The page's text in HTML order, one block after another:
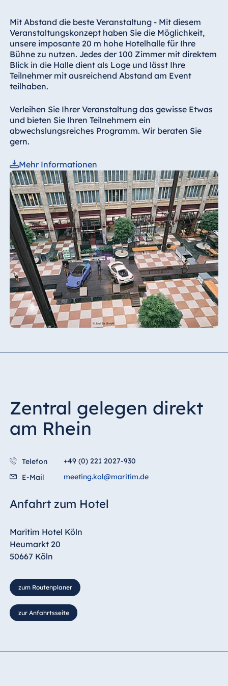
Mit Abstand die beste Veranstaltung - Mit diesem
Veranstaltungskonzept haben Sie die Möglichkeit,
unsere imposante 20 m hohe Hotelhalle für Ihre
Bühne zu nutzen. Jedes der 100 Zimmer mit direktem
Blick in die Halle dient als Loge und lässt Ihre
Teilnehmer mit ausreichend Abstand am Event
teilhaben.
Verleihen Sie Ihrer Veranstaltung das gewisse Etwas
und bieten Sie Ihren Teilnehmern ein
abwechslungsreiches Programm. Wir beraten Sie
gern.
Mehr Informationen
Zentral gelegen direkt
am Rhein
Telefon
+49 (0) 221 2027-930
E-Mail
meeting.kol@maritim.de
Anfahrt zum Hotel
Maritim Hotel Köln
Heumarkt 20
50667 Köln
zum Routenplaner
zur Anfahrtsseite